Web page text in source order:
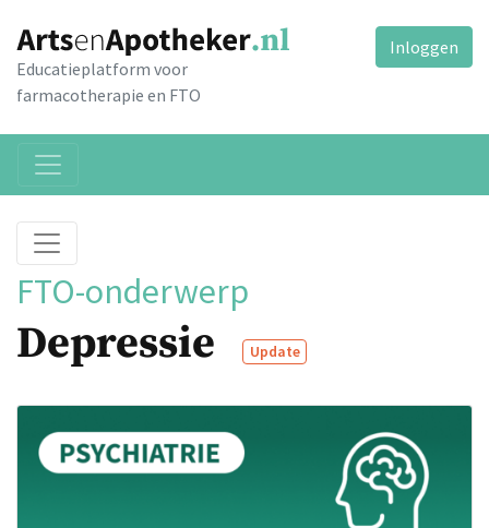
Educatieplatform voor
farmacotherapie en FTO
Inloggen
FTO-onderwerp
Depressie Update